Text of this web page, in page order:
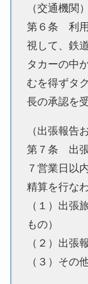
（交通機関）
第６条 利用
視して、鉄
タカーの中
むを得ずタ
長の承認を
（出張報告
第７条 出張
７営業日以
精算を行な
（１）出張
もの）
（２）出張
（３）その